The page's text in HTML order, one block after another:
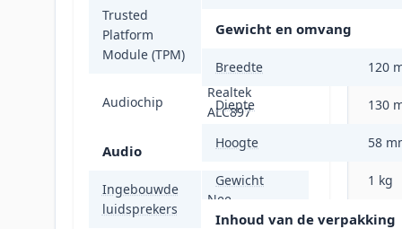
Trusted
Platform
Module (TPM)
Ja
Audiochip
Realtek
ALC897
Audio
Ingebouwde
luidsprekers
Nee
Gewicht en omvang
Breedte 120
Diepte 130
Hoogte 58
Gewicht 1 kg
Inhoud van de verpakking